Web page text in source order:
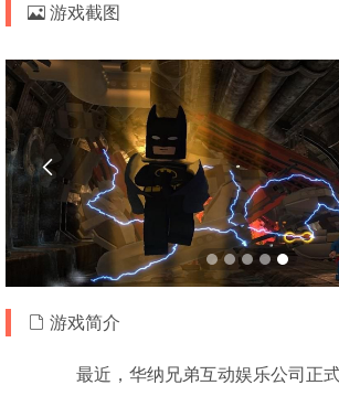
游戏截图

游戏简介
最近，华纳兄弟互动娱乐公司正式